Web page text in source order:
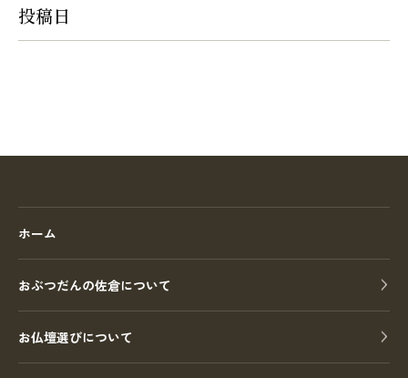
投稿日
ホーム
おぶつだんの佐倉について
お仏壇選びについて